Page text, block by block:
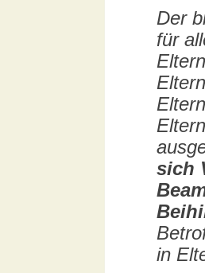
Der
für
sich
in